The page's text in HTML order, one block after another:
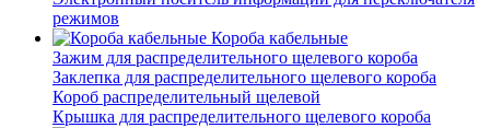
режимов
Короба кабельные
Зажим для распределительного щелевого короба
Заклепка для распределительного щелевого короба
Короб распределительный щелевой
Крышка для распределительного щелевого короба